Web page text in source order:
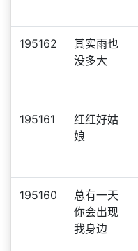
195162
其实雨也
没多大
195161
红红好姑
娘
195160
总有一天
你会出现
我身边